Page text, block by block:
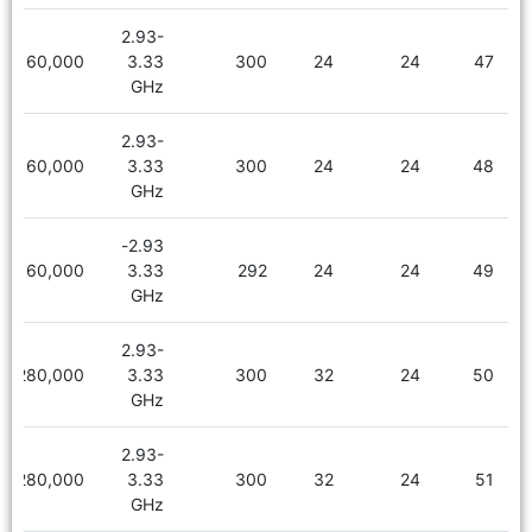
47
24
24
300
2.93-
3.33
GHz
2,160,000
48
24
24
300
2.93-
3.33
GHz
2,160,000
49
24
24
292
2.93-
3.33
GHz
2,160,000
50
24
32
300
2.93-
3.33
GHz
2,280,000
51
24
32
300
2.93-
3.33
GHz
2,280,000